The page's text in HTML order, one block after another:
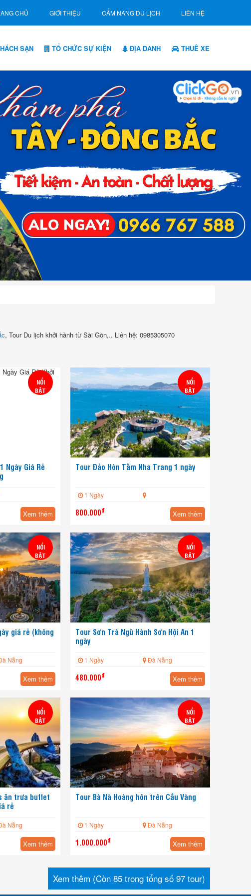
CHỦ GIỚI THIỆU CẨM NANG DU LỊCH LIÊN HỆ
SẠN TỔ CHỨC SỰ KIỆN ĐỊA DANH THUÊ XE
, Tour Du lịch khởi hành từ Sài Gòn,.. Liên hệ: 0985305070
NỔI
BẬT
Ngày Giá Rẻ
Xem thêm
NỔI
BẬT
Tour Đảo Hòn Tằm Nha Trang 1 ngày
1 Ngày
800.000đ Xem thêm
NỔI
BẬT
giá rẻ (không
Nẵng
Xem thêm
NỔI
BẬT
Tour Sơn Trà Ngũ Hành Sơn Hội An 1
ngày
1 Ngày Đà Nẵng
480.000đ Xem thêm
NỔI
BẬT
ăn trưa buffet
rẻ
Nẵng
Xem thêm
NỔI
BẬT
Tour Bà Nà Hoàng hôn trên Cầu Vàng
1 Ngày Đà Nẵng
1.000.000đ Xem thêm